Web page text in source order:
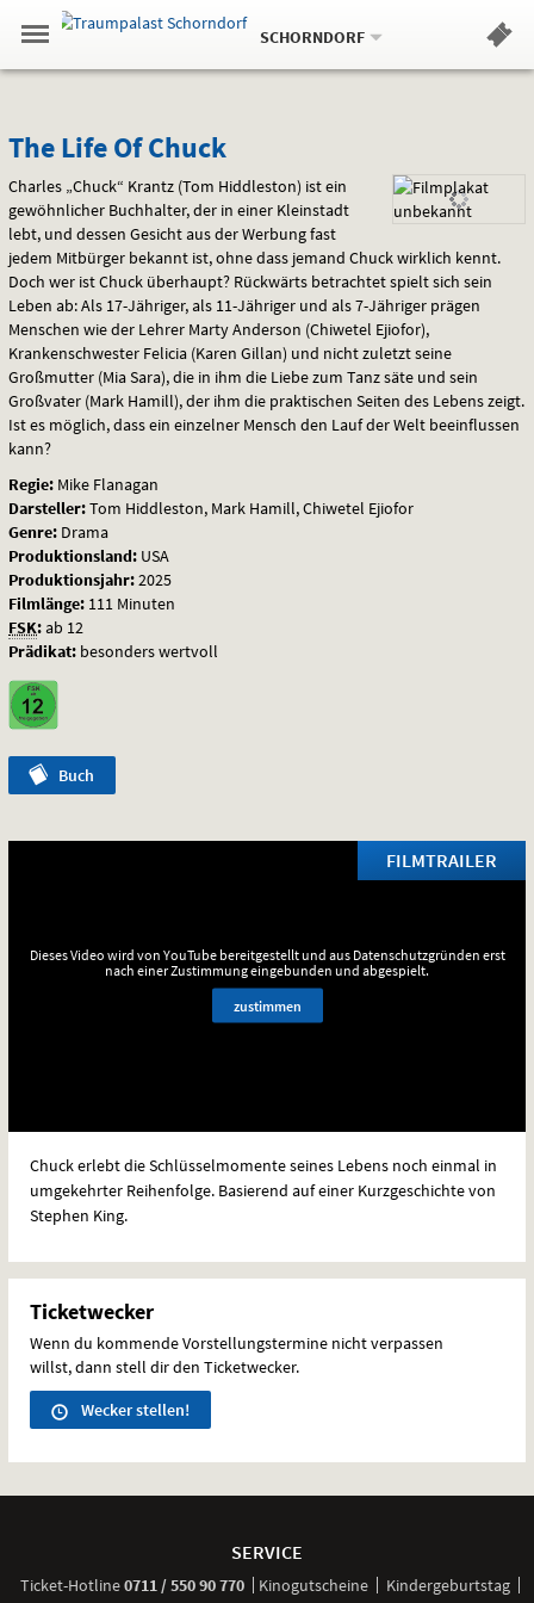
Springe
zum
,zum
.
Navigation
Gehe
zur
Standortauswahl
Standort:
SCHORNDORF.
Hinweis
The
Life
Of
Chuck
The Life Of Chuck
Charles „Chuck“ Krantz (Tom Hiddleston) ist ein
gewöhnlicher Buchhalter, der in einer Kleinstadt
lebt, und dessen Gesicht aus der Werbung fast
jedem Mitbürger bekannt ist, ohne dass jemand Chuck wirklich kennt.
Doch wer ist Chuck überhaupt? Rückwärts betrachtet spielt sich sein
Leben ab: Als 17-Jähriger, als 11-Jähriger und als 7-Jähriger prägen
Menschen wie der Lehrer Marty Anderson (Chiwetel Ejiofor),
Krankenschwester Felicia (Karen Gillan) und nicht zuletzt seine
Großmutter (Mia Sara), die in ihm die Liebe zum Tanz säte und sein
Großvater (Mark Hamill), der ihm die praktischen Seiten des Lebens zeigt.
Ist es möglich, dass ein einzelner Mensch den Lauf der Welt beeinflussen
kann?
Regie: Mike Flanagan
Darsteller:Tom Hiddleston, Mark Hamill, Chiwetel Ejiofor
Genre: Drama
Produktionsland: USA
Produktionsjahr:2025
Filmlänge: 111 Minuten
FSK:ab 12
Prädikat: besonders wertvoll
Buch
FILMTRAILER
Dieses Video wird von YouTube bereitgestellt und aus Datenschutzgründen erst
nach einer Zustimmung eingebunden und abgespielt.
zustimmen
Chuck erlebt die Schlüsselmomente seines Lebens noch einmal in
umgekehrter Reihenfolge. Basierend auf einer Kurzgeschichte von
Stephen King.
Ticketwecker
Wenn du kommende Vorstellungstermine nicht verpassen
willst, dann stell dir den Ticketwecker.
Wecker stellen!
SERVICE
Ticket-Hotline0711 / 550 90 770anrufen
Kinogutscheine Kindergeburtstag